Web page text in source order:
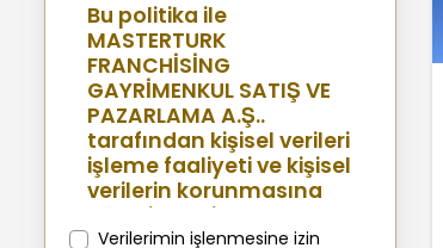
Bu politika ile
MASTERTURK
FRANCHİSİNG
GAYRİMENKUL SATIŞ VE
PAZARLAMA A.Ş..
tarafından kişisel verileri
işleme faaliyeti ve kişisel
verilerin korunmasına
yönelik benimsenen
sistemler konusunda
Verilerimin işlenmesine izin